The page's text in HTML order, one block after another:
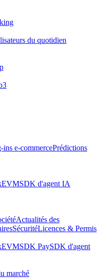
du quotidien
ins e-commercePrédictions
SDK d'agent IA
Actualités des
SécuritéLicences & Permis
SDK PaySDK d'agent
marché